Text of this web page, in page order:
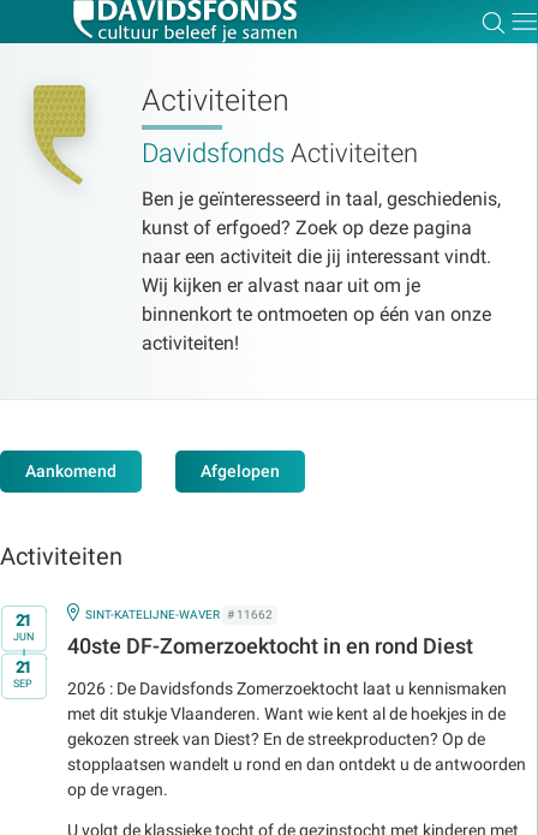
Activiteiten
Davidsfonds Activiteiten
Ben je geïnteresseerd in taal, geschiedenis,
kunst of erfgoed? Zoek op deze pagina
naar een activiteit die jij interessant vindt.
Wij kijken er alvast naar uit om je
binnenkort te ontmoeten op één van onze
activiteiten!
Aankomend Afgelopen
Activiteiten
Op21
JUN
t/m
21
SEP
IN
SINT-KATELIJNE-WAVER # 11662
40ste DF-Zomerzoektocht in en rond Diest
2026 : De Davidsfonds Zomerzoektocht laat u kennismaken
met dit stukje Vlaanderen. Want wie kent al de hoekjes in de
gekozen streek van Diest? En de streekproducten? Op de
stopplaatsen wandelt u rond en dan ontdekt u de antwoorden
op de vragen.
U volgt de klassieke tocht of de gezinstocht met kinderen met